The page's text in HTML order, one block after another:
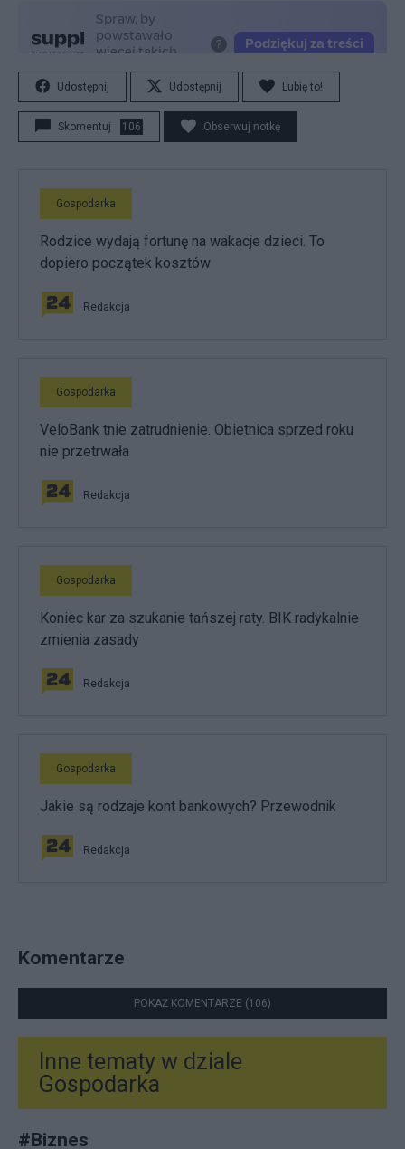
Udostępnij Udostępnij Lubię to!
Skomentuj 106 Obserwuj notkę
Gospodarka
Rodzice wydają fortunę na wakacje dzieci. To
dopiero początek kosztów
Redakcja
Gospodarka
VeloBank tnie zatrudnienie. Obietnica sprzed roku
nie przetrwała
Redakcja
Gospodarka
Koniec kar za szukanie tańszej raty. BIK radykalnie
zmienia zasady
Redakcja
Gospodarka
Jakie są rodzaje kont bankowych? Przewodnik
Redakcja
Komentarze
POKAŻ KOMENTARZE (106)
Inne tematy w dziale
Gospodarka
#Biznes